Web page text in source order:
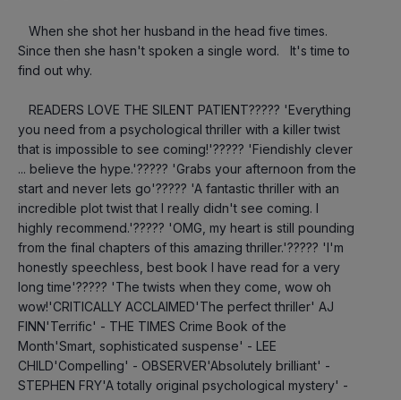
Since then she hasn't spoken a single word.   It's time to
find out why.
you need from a psychological thriller with a killer twist
that is impossible to see coming!'????? 'Fiendishly clever
... believe the hype.'????? 'Grabs your afternoon from the
start and never lets go'????? 'A fantastic thriller with an
incredible plot twist that I really didn't see coming. I
highly recommend.'????? 'OMG, my heart is still pounding
from the final chapters of this amazing thriller.'????? 'I'm
honestly speechless, best book I have read for a very
long time'????? 'The twists when they come, wow oh
wow!'CRITICALLY ACCLAIMED'The perfect thriller' AJ
FINN'Terrific' - THE TIMES Crime Book of the
Month'Smart, sophisticated suspense' - LEE
CHILD'Compelling' - OBSERVER'Absolutely brilliant' -
STEPHEN FRY'A totally original psychological mystery' -